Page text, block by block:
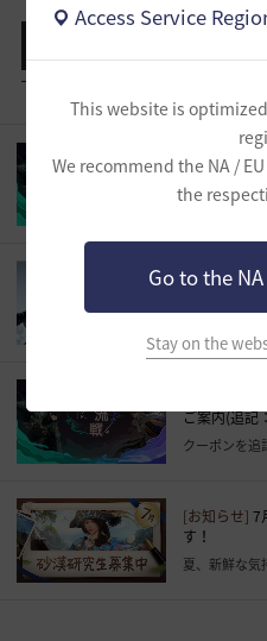
Access Service
This website is
We recommend the NA /
the
Go to the
Stay on the
[お知らせ]
ご紹介
[お知らせ]
ご案内(追記
クーポンを追
[お知らせ] 7
す！
夏、新鮮な気